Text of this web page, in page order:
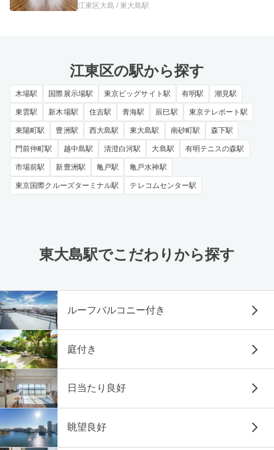
江東区大島 / 東大島駅
江東区の駅から探す
木場駅 国際展示場駅 東京ビッグサイト駅 有明駅 潮見駅
東雲駅 新木場駅 住吉駅 青海駅 辰巳駅 東京テレポート駅
東陽町駅 豊洲駅 西大島駅 東大島駅 南砂町駅 森下駅
門前仲町駅 越中島駅 清澄白河駅 大島駅 有明テニスの森駅
市場前駅 新豊洲駅 亀戸駅 亀戸水神駅
東京国際クルーズターミナル駅 テレコムセンター駅
東大島駅でこだわりから探す
ルーフバルコニー付き
庭付き
日当たり良好
眺望良好